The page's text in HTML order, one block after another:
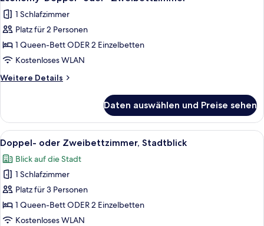
Fotos
für
Economy-
Doppel-
oder
-
Zweibettzimmer
1 Schlafzimmer
Platz für 2 Personen
1 Queen-Bett ODER 2 Einzelbetten
Kostenloses WLAN
Weitere Details
Weitere
Doppel-
oder
-
Zweibettzimmer
Daten auswählen und Preise sehen
Alle
Fotos
für
Doppel-
oder
Zweibettzimmer,
Stadtblick
Ein modernes Schlafzimmer mit
9
Doppel- oder Zweibettzimmer, Stadtblick
Blick auf die Stadt
1 Schlafzimmer
Platz für 3 Personen
1 Queen-Bett ODER 2 Einzelbetten
Kostenloses WLAN